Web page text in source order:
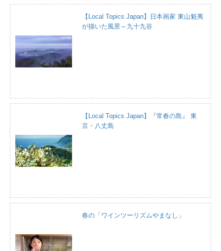
【Local Topics Japan】日本画家 東山魁夷
が描いた風景～九十九谷
【Local Topics Japan】『常春の島』 東
京・八丈島
春の「ワインツーリズムやまなし」